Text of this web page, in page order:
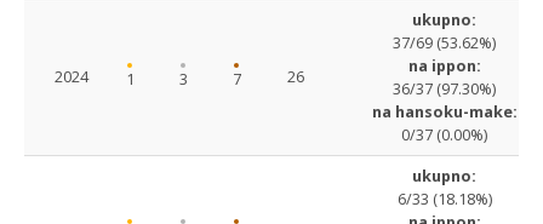
2024 1 3 7 26
ukupno:
37/69 (53.62%)
na ippon:
36/37 (97.30%)
na hansoku-make:
0/37 (0.00%)
ukupno:
6/33 (18.18%)